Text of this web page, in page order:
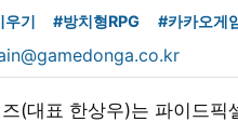
우기 #방치형RPG #카카오게
(대표 한상우)는 파이드